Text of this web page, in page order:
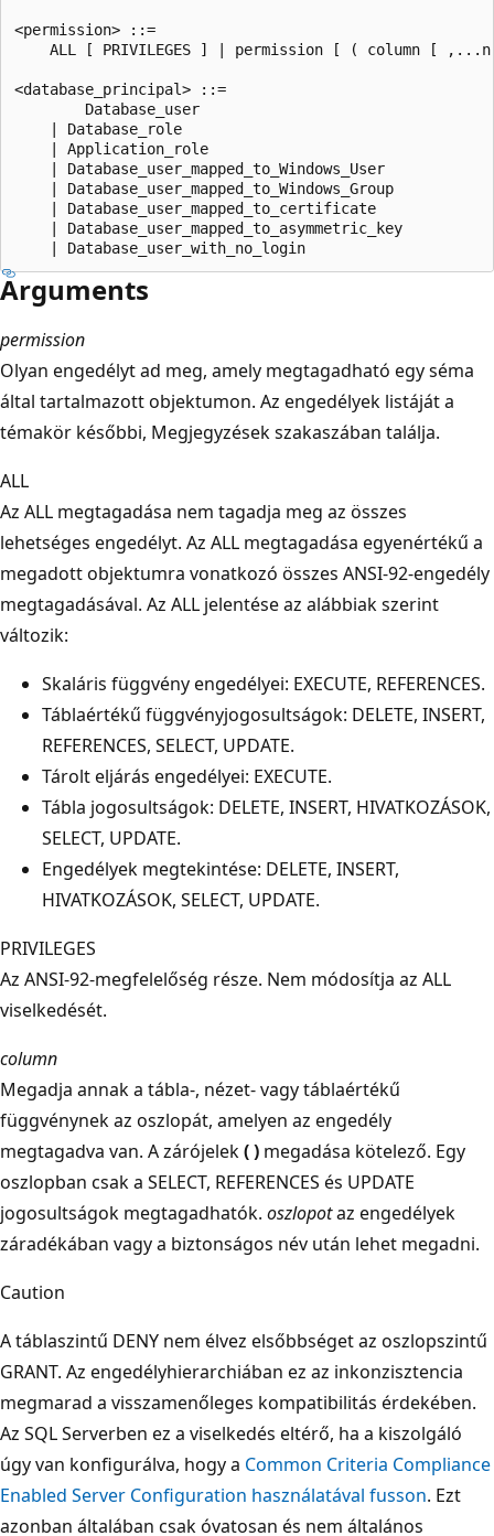
<permission> ::=
ALL [ PRIVILEGES ] | permission [ ( column [
<database_principal> ::=
        Database_user
    | Database_role
    | Application_role
    | Database_user_mapped_to_Windows_User
    | Database_user_mapped_to_Windows_Group
    | Database_user_mapped_to_certificate
    | Database_user_mapped_to_asymmetric_key
Arguments
permission
Olyan engedélyt ad meg, amely megtagadható egy séma
által tartalmazott objektumon. Az engedélyek listáját a
témakör későbbi, Megjegyzések szakaszában találja.
ALL
Az ALL megtagadása nem tagadja meg az összes
lehetséges engedélyt. Az ALL megtagadása egyenértékű a
megadott objektumra vonatkozó összes ANSI-92-engedély
megtagadásával. Az ALL jelentése az alábbiak szerint
változik:
Skaláris függvény engedélyei: EXECUTE, REFERENCES.
Táblaértékű függvényjogosultságok: DELETE, INSERT,
REFERENCES, SELECT, UPDATE.
Tárolt eljárás engedélyei: EXECUTE.
Tábla jogosultságok: DELETE, INSERT, HIVATKOZÁSOK,
SELECT, UPDATE.
Engedélyek megtekintése: DELETE, INSERT,
HIVATKOZÁSOK, SELECT, UPDATE.
PRIVILEGES
Az ANSI-92-megfelelőség része. Nem módosítja az ALL
viselkedését.
column
Megadja annak a tábla-, nézet- vagy táblaértékű
függvénynek az oszlopát, amelyen az engedély
megtagadva van. A zárójelek( ) megadása kötelező. Egy
oszlopban csak a SELECT, REFERENCES és UPDATE
jogosultságok megtagadhatók. oszlopotaz engedélyek
záradékában vagy a biztonságos név után lehet megadni.
Caution
A táblaszintű DENY nem élvez elsőbbséget az oszlopszintű
GRANT. Az engedélyhierarchiában ez az inkonzisztencia
megmarad a visszamenőleges kompatibilitás érdekében.
Az SQL Serverben ez a viselkedés eltérő, ha a kiszolgáló
úgy van konfigurálva, hogy a Common Criteria Compliance
Enabled Server Configuration használatával fusson. Ezt
azonban általában csak óvatosan és nem általános